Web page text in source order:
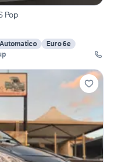
Pop
Automatico
Euro 6e